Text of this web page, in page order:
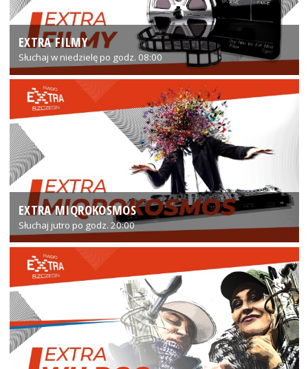
EXTRA FILMY
Słuchaj w niedzielę po godz. 08:00
EXTRA MIQROKOSMOS
Słuchaj jutro po godz. 20:00